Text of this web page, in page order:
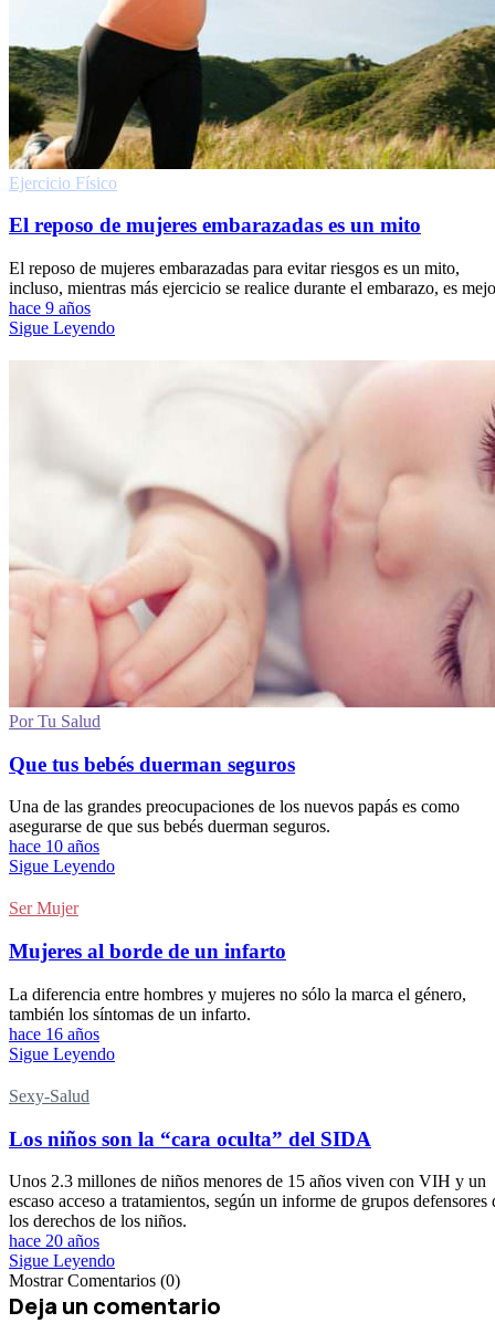
Ejercicio Fí­sico
El reposo de mujeres embarazadas es un mito
El reposo de mujeres embarazadas para evitar riesgos es un mito,
incluso, mientras más ejercicio se realice durante el embarazo, es
hace 9 años
Sigue Leyendo
Por Tu Salud
Que tus bebés duerman seguros
Una de las grandes preocupaciones de los nuevos papás es como
asegurarse de que sus bebés duerman seguros.
hace 10 años
Sigue Leyendo
Ser Mujer
Mujeres al borde de un infarto
La diferencia entre hombres y mujeres no sólo la marca el género,
también los síntomas de un infarto.
hace 16 años
Sigue Leyendo
Sexy-Salud
Los niños son la “cara oculta” del SIDA
Unos 2.3 millones de niños menores de 15 años viven con VIH y un
escaso acceso a tratamientos, según un informe de grupos defensores
los derechos de los niños.
hace 20 años
Sigue Leyendo
Mostrar Comentarios (0)
Deja un comentario